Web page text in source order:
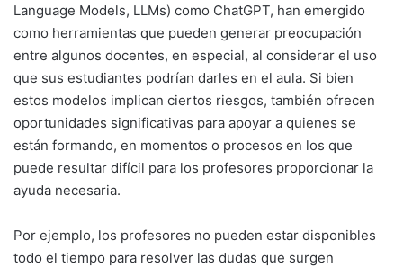
Language Models, LLMs) como ChatGPT, han emergido
como herramientas que pueden generar preocupación
entre algunos docentes, en especial, al considerar el uso
que sus estudiantes podrían darles en el aula. Si bien
estos modelos implican ciertos riesgos, también ofrecen
oportunidades significativas para apoyar a quienes se
están formando, en momentos o procesos en los que
puede resultar difícil para los profesores proporcionar la
ayuda necesaria.
Por ejemplo, los profesores no pueden estar disponibles
todo el tiempo para resolver las dudas que surgen